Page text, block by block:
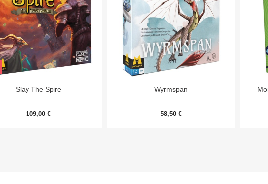
Aperçu rapide
Slay The Spire
109,00 €
Aperçu rapide
Wyrmspan
58,50 €